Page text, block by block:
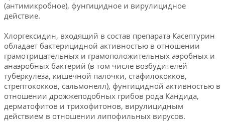
(антимикробное), фунгицидное и вирулицидное
действие.
Хлоргексидин, входящий в состав препарата Касептурин
обладает бактерицидной активностью в отношении
грамотрицательных и грамоположительных аэробных и
анаэробных бактерий (в том числе возбудителей
туберкулеза, кишечной палочки, стафилококков,
стрептококков, сальмонелл), фунгицидной активностью в
отношении дрожжеподобных грибов рода Кандида,
дерматофитов и трихофитонов, вирулицидным
действием в отношении липофильных вирусов.